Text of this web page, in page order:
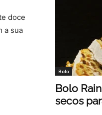
doce
a sua
Bolo
Bolo
secos